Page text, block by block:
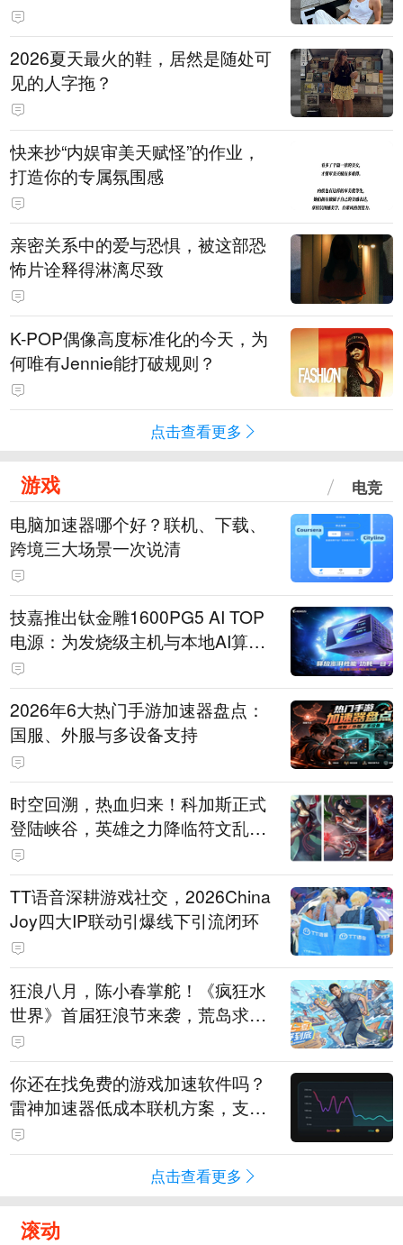
2026夏天最火的鞋，居然是随处可
见的人字拖？
快来抄“内娱审美天赋怪”的作业，
打造你的专属氛围感
亲密关系中的爱与恐惧，被这部恐
怖片诠释得淋漓尽致
K-POP偶像高度标准化的今天，为
何唯有Jennie能打破规则？
点击查看更多
游戏 电竞
电脑加速器哪个好？联机、下载、
跨境三大场景一次说清
技嘉推出钛金雕1600PG5 AI TOP
电源：为发烧级主机与本地AI算力
打造旗舰供电方案
2026年6大热门手游加速器盘点：
国服、外服与多设备支持
时空回溯，热血归来！科加斯正式
登陆峡谷，英雄之力降临符文乱
斗！
TT语音深耕游戏社交，2026China
Joy四大IP联动引爆线下引流闭环
狂浪八月，陈小春掌舵！《疯狂水
世界》首届狂浪节来袭，荒岛求生
直播即将开启
你还在找免费的游戏加速软件吗？
雷神加速器低成本联机方案，支持
免费试用
点击查看更多
滚动